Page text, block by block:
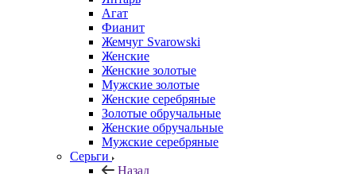
Агат
Фианит
Жемчуг Svarowski
Женские
Женские золотые
Мужские золотые
Женские серебряные
Золотые обручальные
Женские обручальные
Мужские серебряные
Серьги
Назад